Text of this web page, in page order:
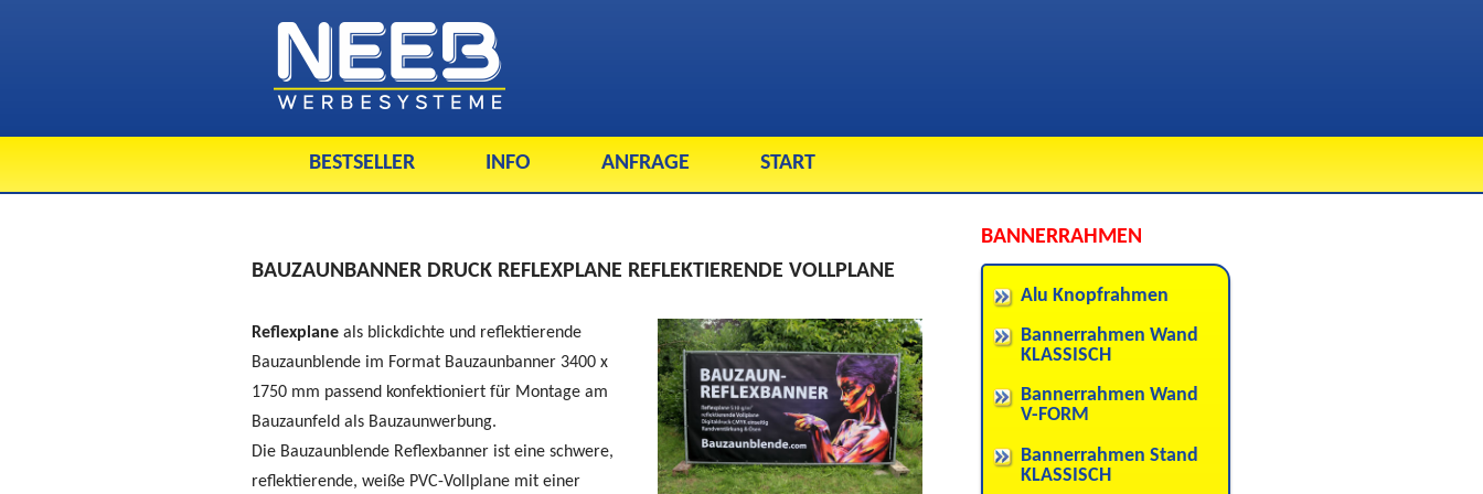
BESTSELLER INFO ANFRAGE START
BAUZAUNBANNER DRUCK REFLEXPLANE REFLEKTIERENDE VOLLPLANE
Reflexplane als blickdichte und reflektierende
Bauzaunblende im Format Bauzaunbanner 3400 x
1750 mm passend konfektioniert für Montage am
Bauzaunfeld als Bauzaunwerbung.
Die Bauzaunblende Reflexbanner ist eine schwere,
reflektierende, weiße PVC-Vollplane mit einer
BANNERRAHMEN
Alu Knopfrahmen
Bannerrahmen Wand
KLASSISCH
Bannerrahmen Wand
V-FORM
Bannerrahmen Stand
KLASSISCH